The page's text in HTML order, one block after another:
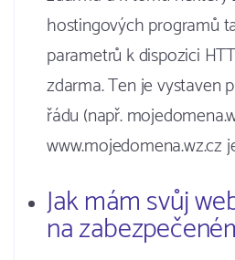
hostingových programů
parametrů k dispozici
zdarma. Ten je vystaven
řádu (např.
www.mojedomena.wz.cz
Jak mám svůj
na